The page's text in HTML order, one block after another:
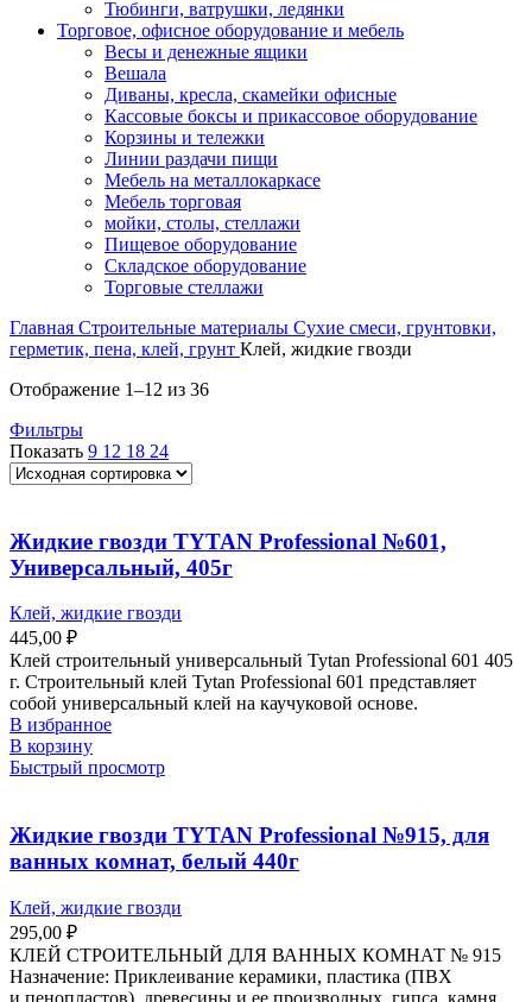
Тюбинги, ватрушки, ледянки
Торговое, офисное оборудование и мебель
Весы и денежные ящики
Вешала
Диваны, кресла, скамейки офисные
Кассовые боксы и прикассовое оборудование
Корзины и тележки
Линии раздачи пищи
Мебель на металлокаркасе
Мебель торговая
мойки, столы, стеллажи
Пищевое оборудование
Складское оборудование
Торговые стеллажи
Главная Строительные материалы Сухие смеси, грунтовки,
герметик, пена, клей, грунт Клей, жидкие гвозди
Отображение 1–12 из 36
Фильтры
Показать 9 12 18 24
Жидкие гвозди TYTAN Professional №601,
Универсальный, 405г
Клей, жидкие гвозди
445,00 ₽
Клей строительный универсальный Tytan Professional 601 405
г. Строительный клей Tytan Professional 601 представляет
собой универсальный клей на каучуковой основе.
В избранное
В корзину
Быстрый просмотр
Жидкие гвозди TYTAN Professional №915, для
ванных комнат, белый 440г
Клей, жидкие гвозди
295,00 ₽
КЛЕЙ СТРОИТЕЛЬНЫЙ ДЛЯ ВАННЫХ КОМНАТ № 915
Назначение: Приклеивание керамики, пластика (ПВХ
и пенопластов), древесины и ее производных, гипса, камня